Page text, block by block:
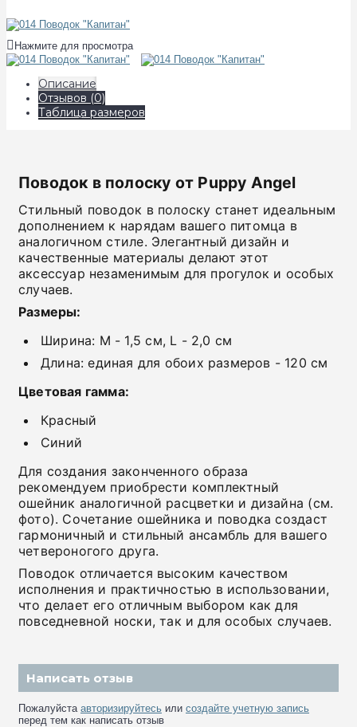
Нажмите для просмотра
Описание
Отзывов (0)
Таблица размеров
Поводок в полоску от Puppy Angel
Стильный поводок в полоску станет идеальным
дополнением к нарядам вашего питомца в
аналогичном стиле. Элегантный дизайн и
качественные материалы делают этот
аксессуар незаменимым для прогулок и особых
случаев.
Размеры:
Ширина: M - 1,5 см, L - 2,0 см
Длина: единая для обоих размеров - 120 см
Цветовая гамма:
Красный
Синий
Для создания законченного образа
рекомендуем приобрести комплектный
ошейник аналогичной расцветки и дизайна (см.
фото). Сочетание ошейника и поводка создаст
гармоничный и стильный ансамбль для вашего
четвероногого друга.
Поводок отличается высоким качеством
исполнения и практичностью в использовании,
что делает его отличным выбором как для
повседневной носки, так и для особых случаев.
Написать отзыв
Пожалуйста авторизируйтесь или создайте учетную запись
перед тем как написать отзыв